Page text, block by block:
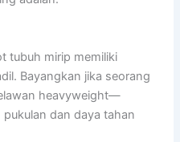
tubuh mirip memiliki
Bayangkan jika seorang
heavyweight—
dan daya tahan